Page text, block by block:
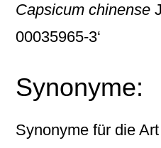
Capsicum chinense
00035965-3‘
Synonyme:
Synonyme für die Art